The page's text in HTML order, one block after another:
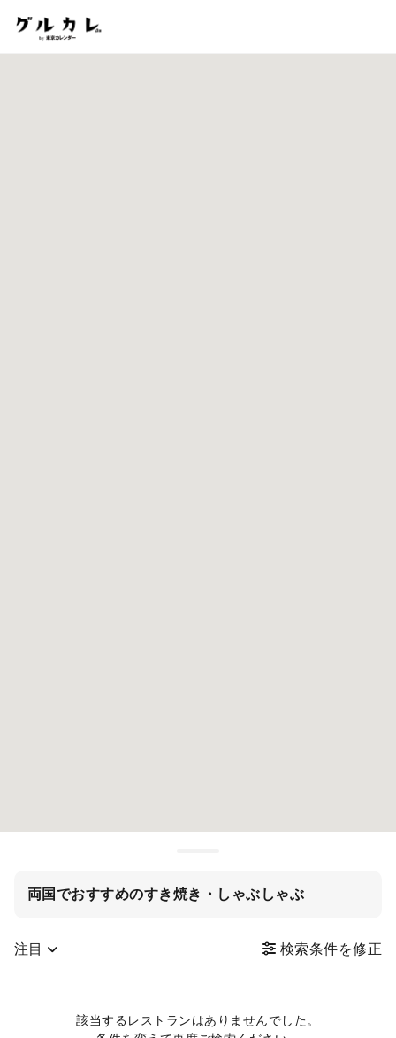
両国でおすすめのすき焼き・しゃぶしゃぶ
注目 検索条件を修正
該当するレストランはありませんでした。